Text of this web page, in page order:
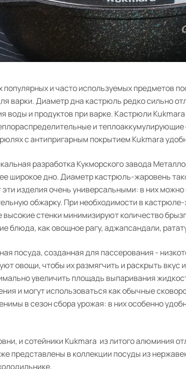
популярных и часто используемых предметов
варки. Диаметр дна кастрюль редко сильно
воды и продуктов при варке. Кастрюли
и
с антипригарным покрытием Kukmara
разработка Кукморского завода
широкое дно. Диаметр кастрюль-жаровень
изделия очень универсальными: в них
обжарку. При необходимости в
высокие стенки минимизируют количество
блюда, как овощное рагу, аджапсандали,
посуда, созданная для пассерования -
овощи, чтобы их размягчить и раскрыть
увеличить площадь выпаривания
и могут использоваться как обычные
в сезон сбора урожая: в них особенно
и сотейники Kukmara из литого алюминия
представлены в коллекции посуды из